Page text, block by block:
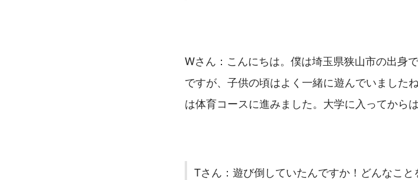
Wさん：こんにちは。僕は埼玉県狭山市の出身
ですが、子供の頃はよく一緒に遊んでいました
は体育コースに進みました。大学に入ってから
Tさん：遊び倒していたんですか！どんなこと